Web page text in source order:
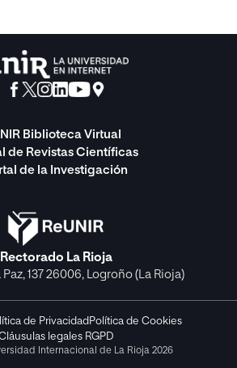
Biblioteca Virtual
de Revistas Científicas
de la Investigación
Rectorado La Rioja
137 26006, Logroño (La Rioja)
de Privacidad Política de Cookies
legales RGPD
Internacional de La Rioja 2026